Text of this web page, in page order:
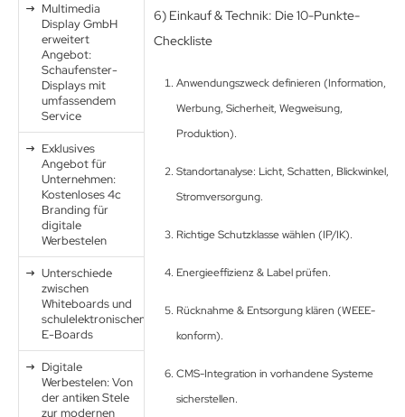
Multimedia
Display GmbH
erweitert
Angebot:
Schaufenster-
Displays mit
umfassendem
Service
Exklusives
Angebot für
Unternehmen:
Kostenloses 4c
Branding für
digitale
Werbestelen
Unterschiede
zwischen
Whiteboards und
schulelektronischen
E-Boards
Digitale
Werbestelen: Von
der antiken Stele
zur modernen
6) Einkauf & Technik: Die 10-Punkte-
Checkliste
Anwendungszweck definieren (Information,
Werbung, Sicherheit, Wegweisung,
Produktion).
Standortanalyse: Licht, Schatten, Blickwinkel,
Stromversorgung.
Richtige Schutzklasse wählen (IP/IK).
Energieeffizienz & Label prüfen.
Rücknahme & Entsorgung klären (WEEE-
konform).
CMS-Integration in vorhandene Systeme
sicherstellen.